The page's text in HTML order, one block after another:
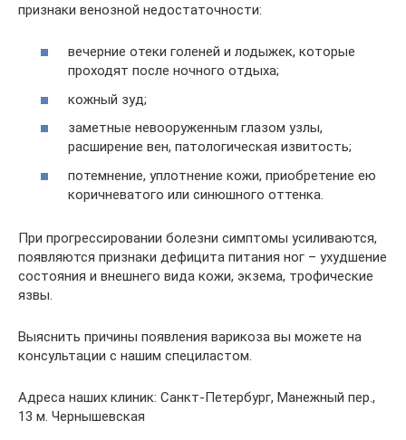
признаки венозной недостаточности:
вечерние отеки голеней и лодыжек, которые
проходят после ночного отдыха;
кожный зуд;
заметные невооруженным глазом узлы,
расширение вен, патологическая извитость;
потемнение, уплотнение кожи, приобретение ею
коричневатого или синюшного оттенка.
При прогрессировании болезни симптомы усиливаются,
появляются признаки дефицита питания ног – ухудшение
состояния и внешнего вида кожи, экзема, трофические
язвы.
Выяснить причины появления варикоза вы можете на
консультации с нашим специластом.
Адреса наших клиник: Санкт-Петербург, Манежный пер.,
13 м. Чернышевская